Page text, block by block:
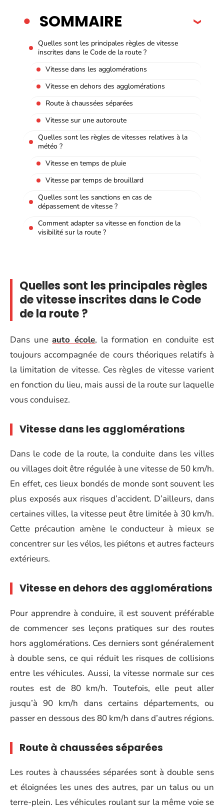
SOMMAIRE
Quelles sont les principales règles de vitesse
inscrites dans le Code de la route ?
Vitesse dans les agglomérations
Vitesse en dehors des agglomérations
Route à chaussées séparées
Vitesse sur une autoroute
Quelles sont les règles de vitesses relatives à la
météo ?
Vitesse en temps de pluie
Vitesse par temps de brouillard
Quelles sont les sanctions en cas de
dépassement de vitesse ?
Comment adapter sa vitesse en fonction de la
visibilité sur la route ?
Quelles sont les principales règles
de vitesse inscrites dans le Code
de la route ?
Dans uneauto école, la formation en conduite est
toujours accompagnée de cours théoriques relatifs à
la limitation de vitesse. Ces règles de vitesse varient
en fonction du lieu, mais aussi de la route sur laquelle
vous conduisez.
Vitesse dans les agglomérations
Dans le code de la route, la conduite dans les villes
ou villages doit être régulée à une vitesse de 50 km/h.
En effet, ces lieux bondés de monde sont souvent les
plus exposés aux risques d’accident. D’ailleurs, dans
certaines villes, la vitesse peut être limitée à 30 km/h.
Cette précaution amène le conducteur à mieux se
concentrer sur les vélos, les piétons et autres facteurs
extérieurs.
Vitesse en dehors des agglomérations
Pour apprendre à conduire, il est souvent préférable
de commencer ses leçons pratiques sur des routes
hors agglomérations. Ces derniers sont généralement
à double sens, ce qui réduit les risques de collisions
entre les véhicules. Aussi, la vitesse normale sur ces
routes est de 80 km/h. Toutefois, elle peut aller
jusqu’à 90 km/h dans certains départements, ou
passer en dessous des 80 km/h dans d’autres régions.
Route à chaussées séparées
Les routes à chaussées séparées sont à double sens
et éloignées les unes des autres, par un talus ou un
terre-plein. Les véhicules roulant sur la même voie se